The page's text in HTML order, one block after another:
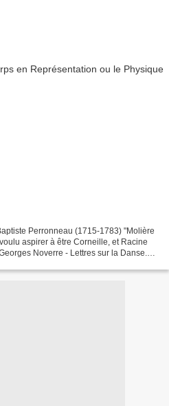
Perronneau (1715-1783) "Molière
aspirer à être Corneille, et Racine
Noverre - Lettres sur la Danse.